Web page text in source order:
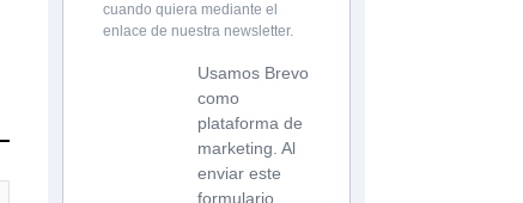
cuando quiera mediante el
enlace de nuestra newsletter.
Usamos Brevo
como
plataforma de
marketing. Al
enviar este
formulario,